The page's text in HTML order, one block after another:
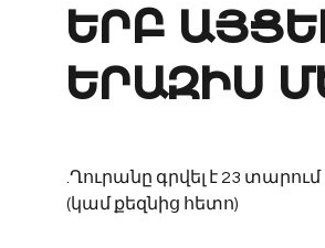
ԵՐԲ
ԵՐԱԶԻՍ
.Ղուրանը գրվել է 23 տարում
(կամ քեզնից հետո)